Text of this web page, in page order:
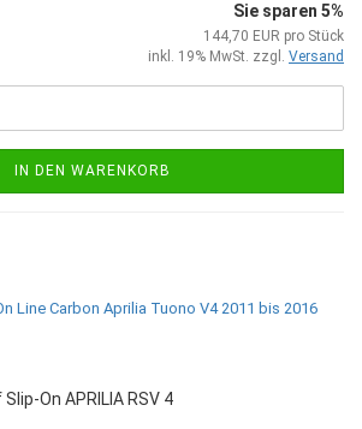
Sie sparen 5%
144,70 EUR pro Stück
inkl. 19% MwSt. zzgl. Versand
IN DEN WARENKORB
On APRILIA RSV 4